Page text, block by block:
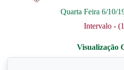
Quarta Feira 6/10/
Intervalo -